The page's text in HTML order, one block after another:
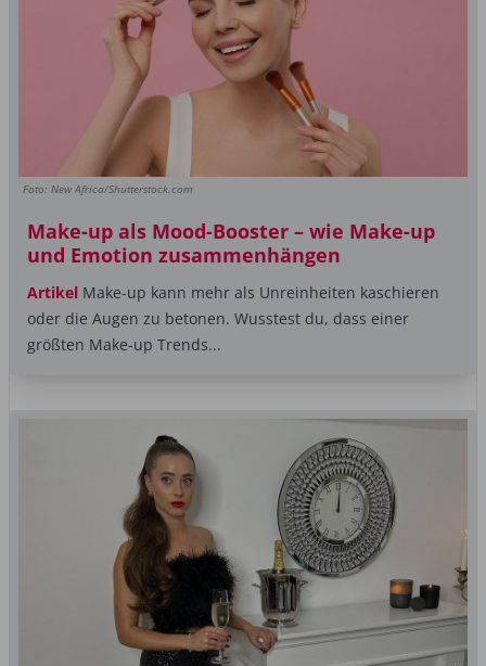
Foto: New Africa/Shutterstock.com
Make-up als Mood-Booster – wie Make-up
und Emotion zusammenhängen
Artikel Make-up kann mehr als Unreinheiten kaschieren
oder die Augen zu betonen. Wusstest du, dass einer
größten Make-up Trends...